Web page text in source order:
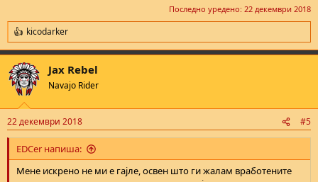
Последно уредено: 22 декември 2018
R
e
a
c
t
s
:
kicodarker
Jax Rebel
Navajo Rider
22 декември 2018 #5
EDCer напиша:
Мене искрено не ми е гајле, освен што ги жалам вработените